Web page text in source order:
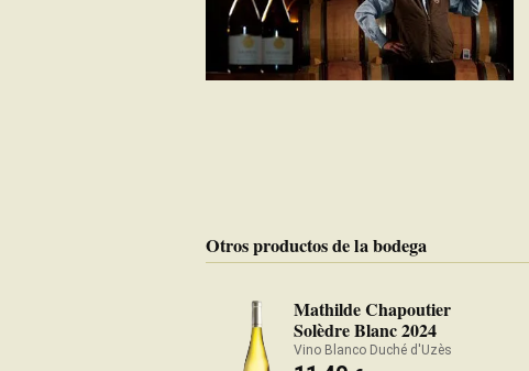
Otros productos de la bodega
Mathilde Chapoutier
Solèdre Blanc 2024
Vino Blanco Duché d'Uzès